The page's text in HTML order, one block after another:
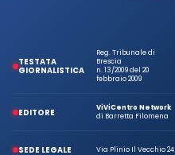
TESTATA
GIORNALISTICA
Reg. Tribunale di
Brescia
n. 13/2009 del 20
febbraio 2009
EDITORE
ViViCentro Network
di Barretta Filomena
SEDE LEGALE Via Plinio Il Vecchio 24